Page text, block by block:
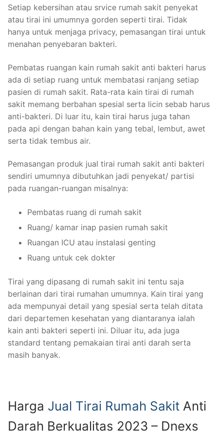
Setiap kebersihan atau srvice rumah sakit penyekat
atau tirai ini umumnya gorden seperti tirai. Tidak
hanya untuk menjaga privacy, pemasangan tirai untuk
menahan penyebaran bakteri.
Pembatas ruangan kain rumah sakit anti bakteri harus
ada di setiap ruang untuk membatasi ranjang setiap
pasien di rumah sakit. Rata-rata kain tirai di rumah
sakit memang berbahan spesial serta licin sebab harus
anti-bakteri. Di luar itu, kain tirai harus juga tahan
pada api dengan bahan kain yang tebal, lembut, awet
serta tidak tembus air.
Pemasangan produk jual tirai rumah sakit anti bakteri
sendiri umumnya dibutuhkan jadi penyekat/ partisi
pada ruangan-ruangan misalnya:
Pembatas ruang di rumah sakit
Ruang/ kamar inap pasien rumah sakit
Ruangan ICU atau instalasi genting
Ruang untuk cek dokter
Tirai yang dipasang di rumah sakit ini tentu saja
berlainan dari tirai rumahan umumnya. Kain tirai yang
ada mempunyai detail yang spesial serta telah ditata
dari departemen kesehatan yang diantaranya ialah
kain anti bakteri seperti ini. Diluar itu, ada juga
standard tentang pemakaian tirai anti darah serta
masih banyak.
Harga Jual Tirai Rumah Sakit Anti
Darah Berkualitas 2023 – Dnexs